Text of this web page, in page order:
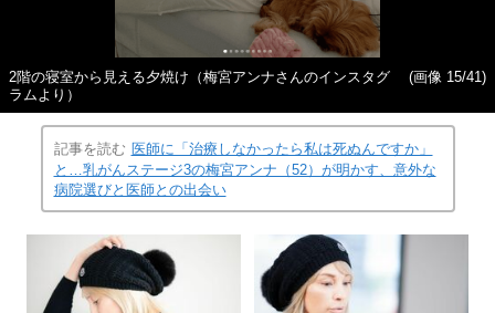
2階の寝室から見える夕焼け（梅宮アンナさんのインスタグ
ラムより）
(画像 15/41)
記事を読む 医師に「治療しなかったら私は死ぬんですか」
と…乳がんステージ3の梅宮アンナ（52）が明かす、意外な
病院選びと医師との出会い